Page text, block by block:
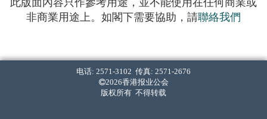
此版面內容只作參考用途，並不能使用在任何商業或
非商業用途上。如閣下需要協助，請聯絡我們
电话: 2571-3102 传真: 2571-2676
2026香港报业公会
版权所有 不得转载